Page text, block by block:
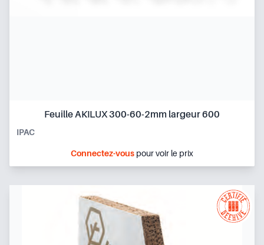
Feuille AKILUX 300-60-2mm largeur 600
IPAC
Connectez-vous pour voir le prix